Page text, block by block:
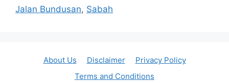
Jalan Bundusan, Sabah
About Us Disclaimer
Privacy Policy
Terms and Conditions